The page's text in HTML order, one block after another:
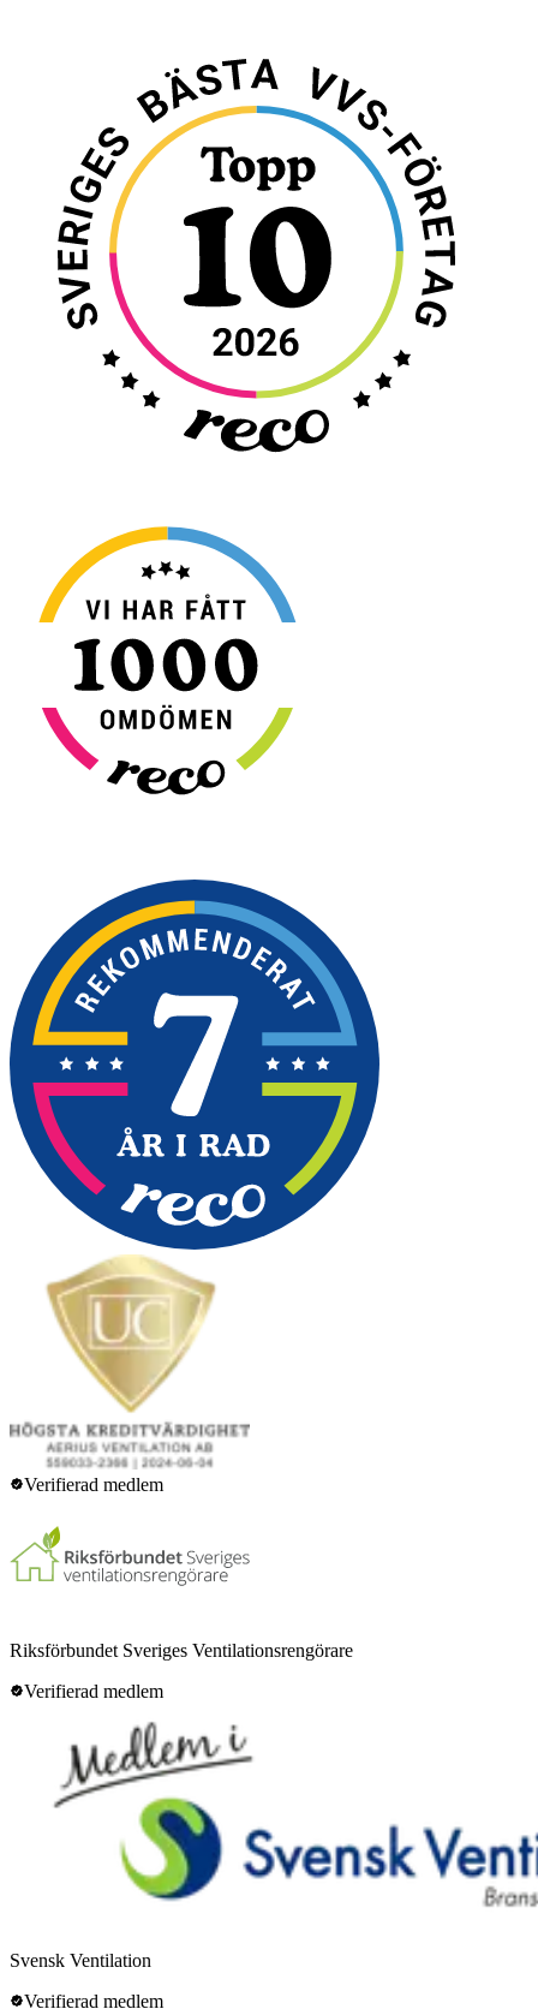
Verifierad medlem
Riksförbundet Sveriges Ventilationsrengörare
Verifierad medlem
Svensk Ventilation
Verifierad medlem